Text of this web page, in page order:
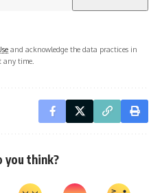
and acknowledge the data practices in
any time.
you think?